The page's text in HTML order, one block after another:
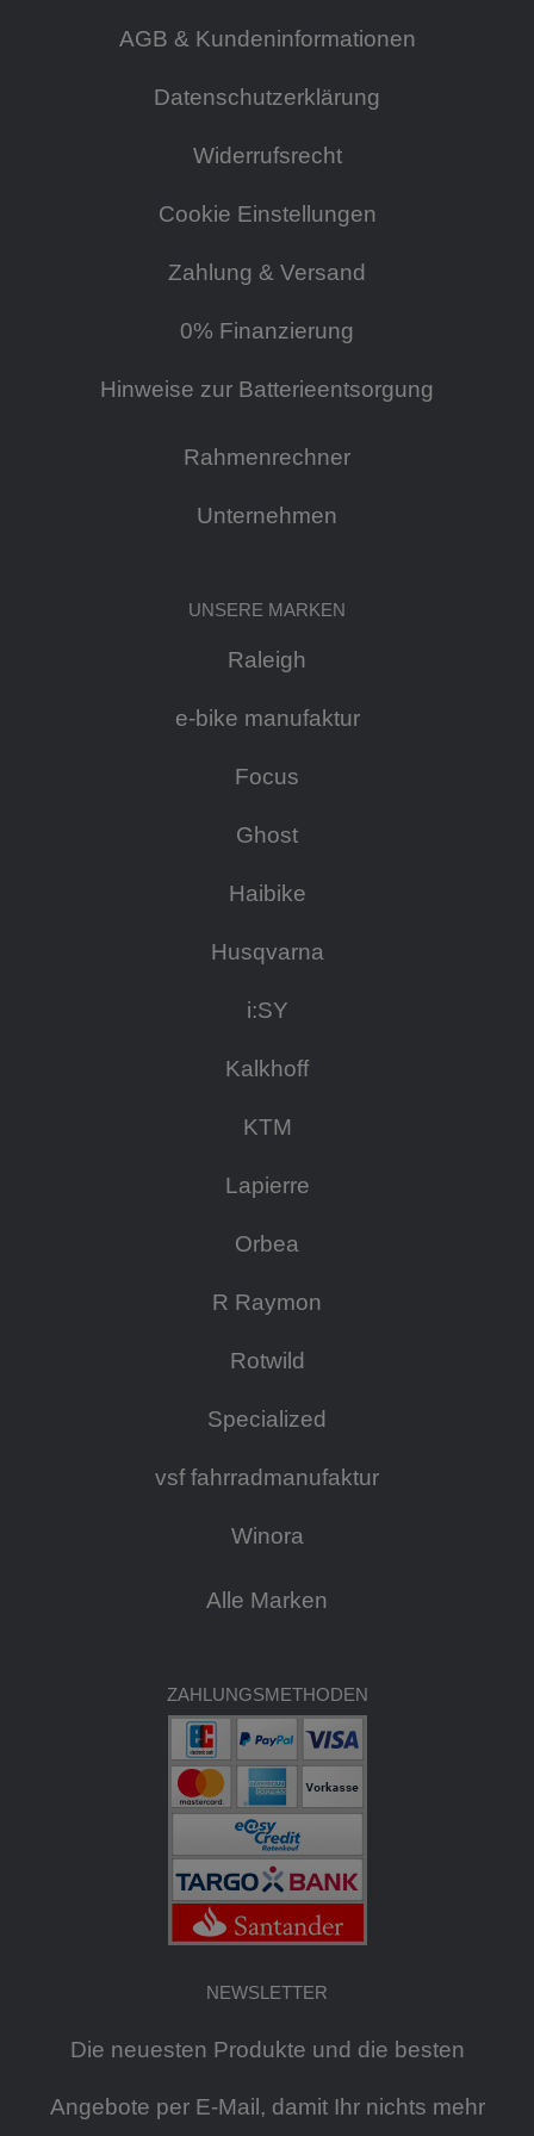
AGB & Kundeninformationen
Datenschutzerklärung
Widerrufsrecht
Cookie Einstellungen
Zahlung & Versand
0% Finanzierung
Hinweise zur Batterieentsorgung
Rahmenrechner
Unternehmen
UNSERE MARKEN
Raleigh
e-bike manufaktur
Focus
Ghost
Haibike
Husqvarna
i:SY
Kalkhoff
KTM
Lapierre
Orbea
R Raymon
Rotwild
Specialized
vsf fahrradmanufaktur
Winora
Alle Marken
ZAHLUNGSMETHODEN
NEWSLETTER
Die neuesten Produkte und die besten
Angebote per E-Mail, damit Ihr nichts mehr